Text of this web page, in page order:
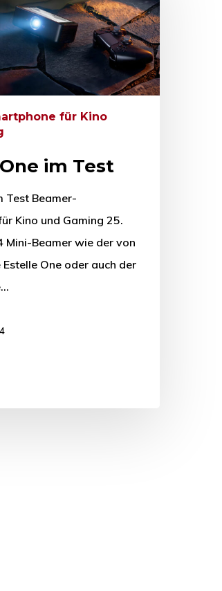
für Kino
im Test
Test Beamer-
Kino und Gaming 25.
Mini-Beamer wie der von
One oder auch der